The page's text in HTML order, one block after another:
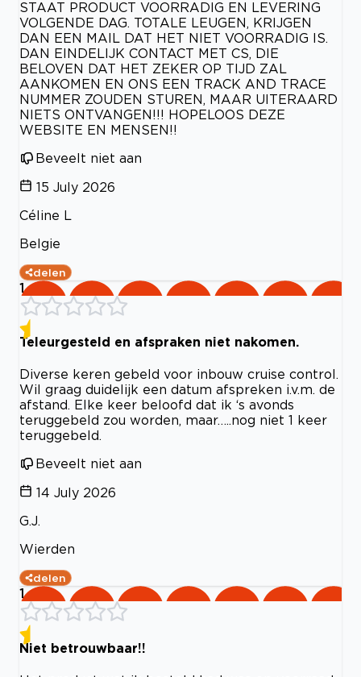
STAAT PRODUCT VOORRADIG EN LEVERING
VOLGENDE DAG. TOTALE LEUGEN, KRIJGEN
DAN EEN MAIL DAT HET NIET VOORRADIG IS.
DAN EINDELIJK CONTACT MET CS, DIE
BELOVEN DAT HET ZEKER OP TIJD ZAL
AANKOMEN EN ONS EEN TRACK AND TRACE
NUMMER ZOUDEN STUREN, MAAR UITERAARD
NIETS ONTVANGEN!!! HOPELOOS DEZE
WEBSITE EN MENSEN!!
Beveelt niet aan
15 July 2026
Céline L
Belgie
delen
1
Teleurgesteld en afspraken niet nakomen.
Diverse keren gebeld voor inbouw cruise control.
Wil graag duidelijk een datum afspreken i.v.m. de
afstand. Elke keer beloofd dat ik ‘s avonds
teruggebeld zou worden, maar…..nog niet 1 keer
teruggebeld.
Beveelt niet aan
14 July 2026
G.J.
Wierden
delen
1
Niet betrouwbaar!!